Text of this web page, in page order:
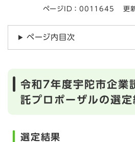
ページID：0011645 更
ページ内目次
令和7年度宇陀市企業
託プロポーザルの選
選定結果